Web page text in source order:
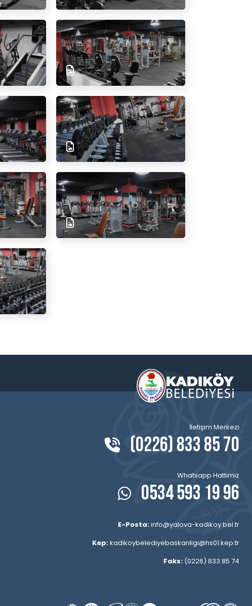
İletişim Merkezi
(0226) 833 85 70
Whatsapp Hattımız
0534 593 19 96
E-Posta:info@yalova-kadikoy.bel.tr
Kep:kadikoybelediyebaskanligi@hs01.kep.tr
Faks: (0226) 833 85 74